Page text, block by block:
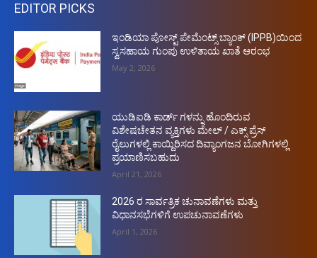
EDITOR PICKS
ಇಂಡಿಯಾ ಪೋಸ್ಟ್ ಪೇಮೆಂಟ್ಸ್ ಬ್ಯಾಂಕ್ (IPPB)ಯಿಂದ
ಸ್ವಸಹಾಯ ಗುಂಪು ಉಳಿತಾಯ ಖಾತೆ ಆರಂಭ
May 2, 2026
ಯುಡಿಐಡಿ ಕಾರ್ಡ್ ಗಳನ್ನು ಹೊಂದಿರುವ
ವಿಶೇಷಚೇತನ ವ್ಯಕ್ತಿಗಳು ಮೇಲ್ / ಎಕ್ಸ್ ಪ್ರೆಸ್
ರೈಲುಗಳಲ್ಲಿ ಕಾಯ್ದಿರಿಸದ ದಿವ್ಯಾಂಗಜನ ಬೋಗಿಗಳಲ್ಲಿ
ಪ್ರಯಾಣಿಸಬಹುದು
April 21, 2026
2026 ರ ಸಾರ್ವತ್ರಿಕ ಚುನಾವಣೆಗಳು ಮತ್ತು
ವಿಧಾನಸಭೆಗಳಿಗೆ ಉಪಚುನಾವಣೆಗಳು
April 1, 2026